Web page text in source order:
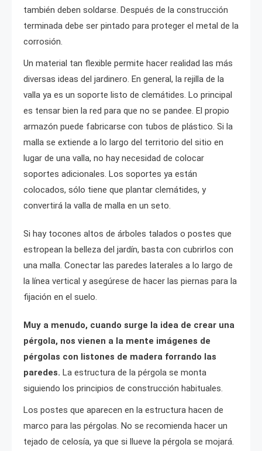
también deben soldarse. Después de la construcción
terminada debe ser pintado para proteger el metal de la
corrosión.
Un material tan flexible permite hacer realidad las más
diversas ideas del jardinero. En general, la rejilla de la
valla ya es un soporte listo de clemátides. Lo principal
es tensar bien la red para que no se pandee. El propio
armazón puede fabricarse con tubos de plástico. Si la
malla se extiende a lo largo del territorio del sitio en
lugar de una valla, no hay necesidad de colocar
soportes adicionales. Los soportes ya están
colocados, sólo tiene que plantar clemátides, y
convertirá la valla de malla en un seto.
Si hay tocones altos de árboles talados o postes que
estropean la belleza del jardín, basta con cubrirlos con
una malla. Conectar las paredes laterales a lo largo de
la línea vertical y asegúrese de hacer las piernas para la
fijación en el suelo.
Muy a menudo, cuando surge la idea de crear una
pérgola, nos vienen a la mente imágenes de
pérgolas con listones de madera forrando las
paredes. La estructura de la pérgola se monta
siguiendo los principios de construcción habituales.
Los postes que aparecen en la estructura hacen de
marco para las pérgolas. No se recomienda hacer un
tejado de celosía, ya que si llueve la pérgola se mojará.